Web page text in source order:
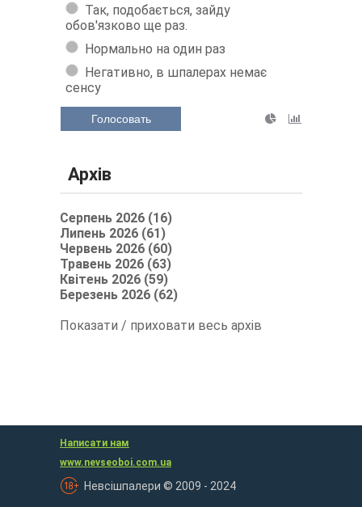
Так, подобається, зайду
обов'язково ще раз.
Нормально на один раз
Негативно, в шпалерах немає
сенсу
Голосовать
Архів
Серпень 2026 (16)
Липень 2026 (61)
Червень 2026 (60)
Травень 2026 (63)
Квітень 2026 (59)
Березень 2026 (62)
Показати / приховати весь архів
Написати нам
www.nevseoboi.com.ua
Невсішпалери © 2009 - 2024